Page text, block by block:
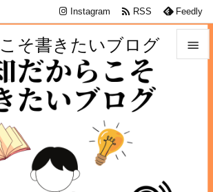
そ書きたいブログ 
Instagram  RSS Feedly